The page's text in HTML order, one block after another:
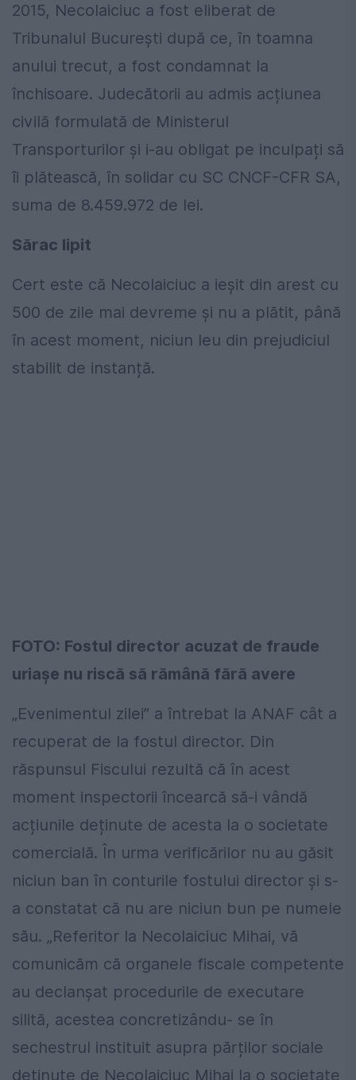
2015, Necolaiciuc a fost eliberat de
Tribunalul București după ce, în toamna
anului trecut, a fost condamnat la
închisoare. Judecătorii au admis acțiunea
civilă formulată de Ministerul
Transporturilor și i-au obligat pe inculpați să
îi plătească, în solidar cu SC CNCF-CFR SA,
suma de 8.459.972 de lei.
Sărac lipit
Cert este că Necolaiciuc a ieșit din arest cu
500 de zile mai devreme și nu a plătit, până
în acest moment, niciun leu din prejudiciul
stabilit de instanță.
FOTO: Fostul director acuzat de fraude
uriașe nu riscă să rămână fără avere
„Evenimentul zilei” a întrebat la ANAF cât a
recuperat de la fostul director. Din
răspunsul Fiscului rezultă că în acest
moment inspectorii încearcă să-i vândă
acțiunile deținute de acesta la o societate
comercială. În urma verificărilor nu au găsit
niciun ban în conturile fostului director și s-
a constatat că nu are niciun bun pe numele
său. „Referitor la Necolaiciuc Mihai, vă
comunicăm că organele fiscale competente
au declanșat procedurile de executare
silită, acestea concretizându- se în
sechestrul instituit asupra părților sociale
deținute de Necolaiciuc Mihai la o societate